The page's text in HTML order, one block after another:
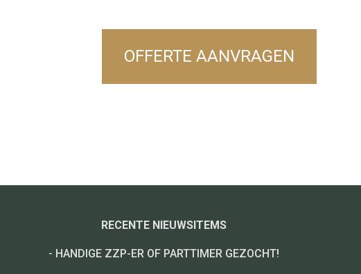
OFFERTE AANVRAGEN
RECENTE NIEUWSITEMS
- HANDIGE ZZP-ER OF PARTTIMER GEZOCHT!